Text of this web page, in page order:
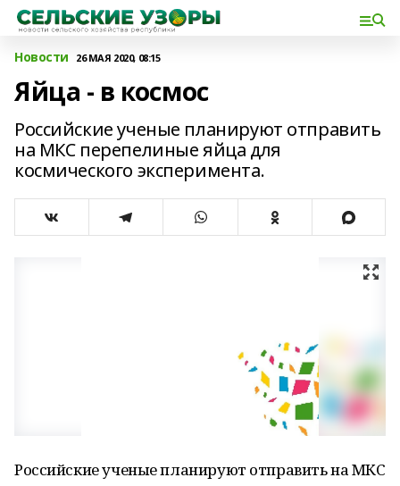
Новости 26 МАЯ 2020, 08:15
Яйца - в космос
Российские ученые планируют отправить
на МКС перепелиные яйца для
космического эксперимента.
Российские ученые планируют отправить на МКС